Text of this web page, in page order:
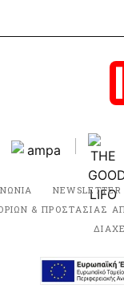
NEWSLETTER
& ΠΡΟΣΤΑΣΙΑΣ